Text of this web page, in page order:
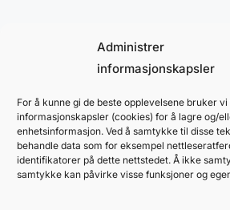
Administrer
informasjonskapsler
For å kunne gi de beste opplevelsene bruker
informasjonskapsler (cookies) for å lagre og/
enhetsinformasjon. Ved å samtykke til disse
behandle data som for eksempel
identifikatorer på dette nettstedet. Å ikke
samtykke kan påvirke visse funksjoner og
cookie policy
personvernerklæring